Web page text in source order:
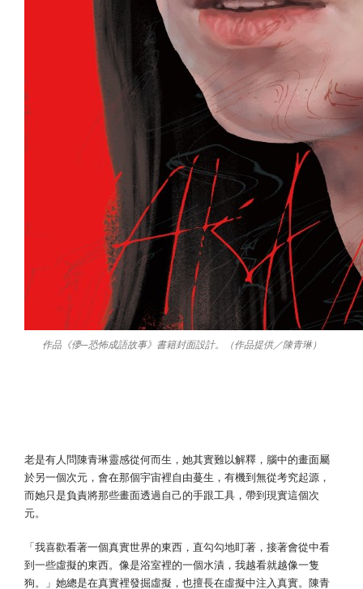
作品《儚─恐怖成語故事》書籍封面設計。（作品提供／陳青琳）
老是有人問陳青琳靈感從何而生，她其實難以解釋，腦中的畫面屬
於另一個次元，會在那個宇宙裡自由蔓生，有機到無從考究起源，
而她只是負責將那些畫面透過自己的手跟工具，帶到現實這個次
元。
「我喜歡看著一個真實世界的東西，直勾勾地盯著，接著會從中看
到一些虛擬的東西。像是浴室裡的一個水漬，我越看就越像一隻
狗。」她總是在真實裡發掘虛擬，也擅長在虛擬中注入真實。陳青